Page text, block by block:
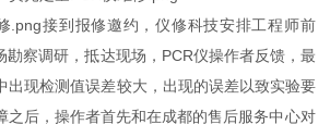
接到报修邀约，仪修科技安排工程师前
勘察调研，抵达现场，PCR仪操作者反馈，最
出现检测值误差较大，出现的误差以致实验要
之后，操作者首先和在成都的售后服务中心对